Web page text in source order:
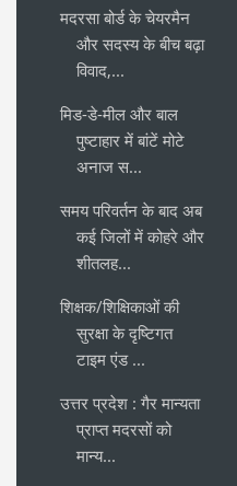
मदरसा बोर्ड के चेयरमैन
और सदस्य के बीच बढ़ा
विवाद,...
मिड-डे-मील और बाल
पुष्टाहार में बांटें मोटे
अनाज स...
समय परिवर्तन के बाद अब
कई जिलों में कोहरे और
शीतलह...
शिक्षक/शिक्षिकाओं की
सुरक्षा के दृष्टिगत
टाइम एंड ...
उत्तर प्रदेश : गैर मान्यता
प्राप्त मदरसों को
मान्य...